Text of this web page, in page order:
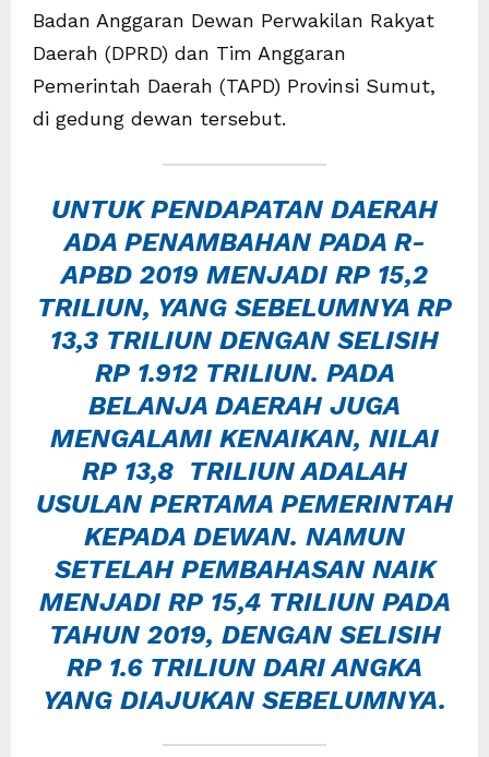
Badan Anggaran Dewan Perwakilan Rakyat
Daerah (DPRD) dan Tim Anggaran
Pemerintah Daerah (TAPD) Provinsi Sumut,
di gedung dewan tersebut.
UNTUK PENDAPATAN DAERAH
ADA PENAMBAHAN PADA R-
APBD 2019 MENJADI RP 15,2
TRILIUN, YANG SEBELUMNYA RP
13,3 TRILIUN DENGAN SELISIH
RP 1.912 TRILIUN. PADA
BELANJA DAERAH JUGA
MENGALAMI KENAIKAN, NILAI
RP 13,8 TRILIUN ADALAH
USULAN PERTAMA PEMERINTAH
KEPADA DEWAN. NAMUN
SETELAH PEMBAHASAN NAIK
MENJADI RP 15,4 TRILIUN PADA
TAHUN 2019, DENGAN SELISIH
RP 1.6 TRILIUN DARI ANGKA
YANG DIAJUKAN SEBELUMNYA.